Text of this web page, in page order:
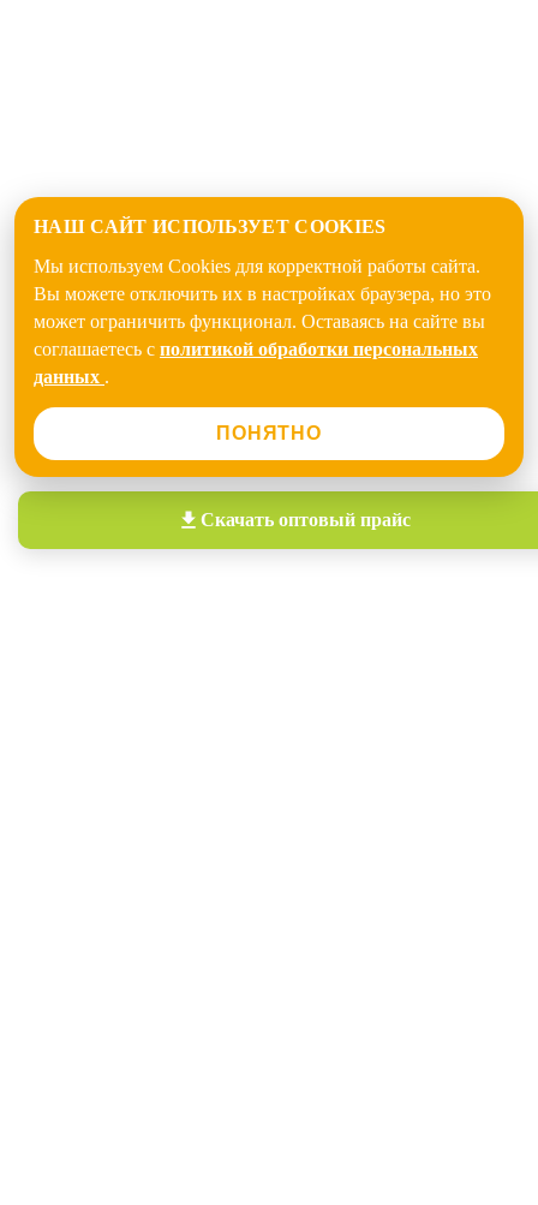
НАШ САЙТ ИСПОЛЬЗУЕТ COOKIES
Мы используем Cookies для корректной работы сайта.
Вы можете отключить их в настройках браузера, но это
может ограничить функционал. Оставаясь на сайте вы
соглашаетесь с политикой обработки персональных
данных .
ПОНЯТНО
Скачать оптовый прайс